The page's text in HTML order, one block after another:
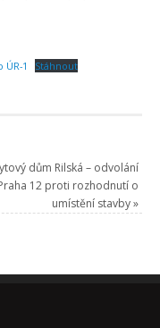
ÚR-1 Stáhnout
dům Rilská – odvolání
12 proti rozhodnutí o
umístění stavby»